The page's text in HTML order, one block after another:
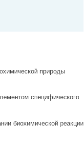
природы
специфического
биохимической реакции